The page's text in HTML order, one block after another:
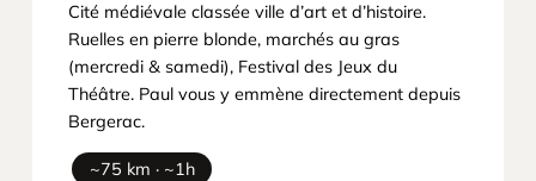
Cité médiévale classée ville d’art et d’histoire.
Ruelles en pierre blonde, marchés au gras
(mercredi & samedi), Festival des Jeux du
Théâtre. Paul vous y emmène directement depuis
Bergerac.
~75 km · ~1h